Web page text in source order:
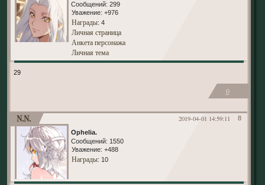
Сообщений: 299
Уважение: +976
Награды: 4
Личная страница
Анкета персонажа
Личная тема
29
0
8
2019-04-01 14:59:11
N.N.
Ophelia.
Сообщений: 1550
Уважение: +488
Награды: 10